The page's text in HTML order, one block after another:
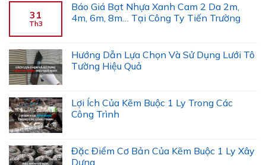
31
Th3
Báo Giá Bạt Nhựa Xanh Cam 2 Da 2m,
4m, 6m, 8m… Tại Công Ty Tiến Trường
Hướng Dẫn Lựa Chọn Và Sử Dụng Lưới Tô
Tường Hiệu Quả
Lợi Ích Của Kẽm Buộc 1 Ly Trong Các
Công Trình
Đặc Điểm Cơ Bản Của Kẽm Buộc 1 Ly Xây
Dựng